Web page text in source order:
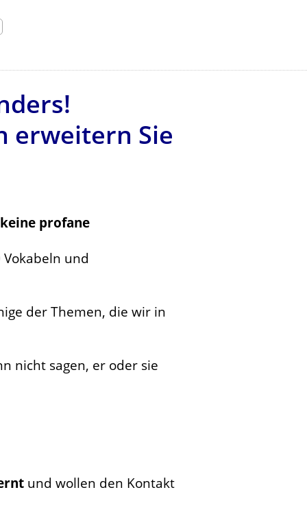
erweitern Sie
keine profane
und
der Themen, die wir in
nicht sagen, er oder sie
und wollen den Kontakt